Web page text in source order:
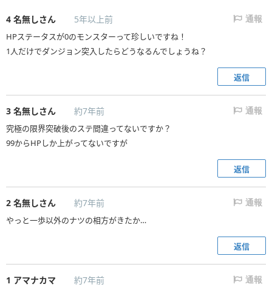
4 名無しさん 5年以上前 通報
HPステータスが0のモンスターって珍しいですね！
1人だけでダンジョン突入したらどうなるんでしょうね？
返信
3 名無しさん 約7年前 通報
究極の限界突破後のステ間違ってないですか？
99からHPしか上がってないですが
返信
2 名無しさん 約7年前 通報
やっと一歩以外のナツの相方がきたか…
返信
1 アマナカマ 約7年前 通報